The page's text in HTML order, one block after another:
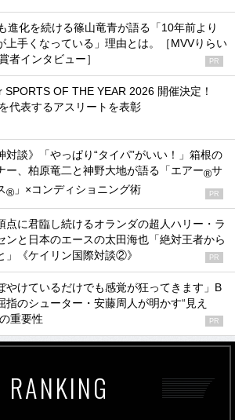
進化を続ける篠山竜青が語る「10年前より
上手くなっている」理由とは。［MVVりらい
者インタビュー］
PR
SPORTS OF THE YEAR 2026 開催決定！
代表するアスリートを表彰
対談》「やっぱり“タイパ”がいい！」箱根の
ー、柏原竜二と神野大地が語る「エアー®サ
® 」×コンディショニング術 PR
点に君臨し続けるオランダの超人ハリー・ラ
ンと日本のエースの太田海也「絶対王者から
」《ケイリン国際対談②》
PR
やけているだけでも感覚が狂ってきます」B
指のシューター・安藤周人が明かす“見え
重要性
PR
RANKING